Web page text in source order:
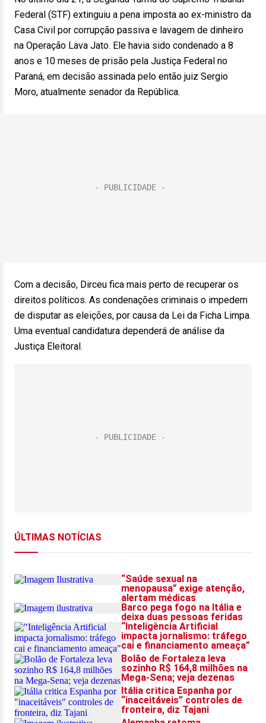
Federal (STF) extinguiu a pena imposta ao ex-ministro da
Casa Civil por corrupção passiva e lavagem de dinheiro
na Operação Lava Jato. Ele havia sido condenado a 8
anos e 10 meses de prisão pela Justiça Federal no
Paraná, em decisão assinada pelo então juiz Sergio
Moro, atualmente senador da República.
Com a decisão, Dirceu fica mais perto de recuperar os
direitos políticos. As condenações criminais o impedem
de disputar as eleições, por causa da Lei da Ficha Limpa.
Uma eventual candidatura dependerá de análise da
Justiça Eleitoral.